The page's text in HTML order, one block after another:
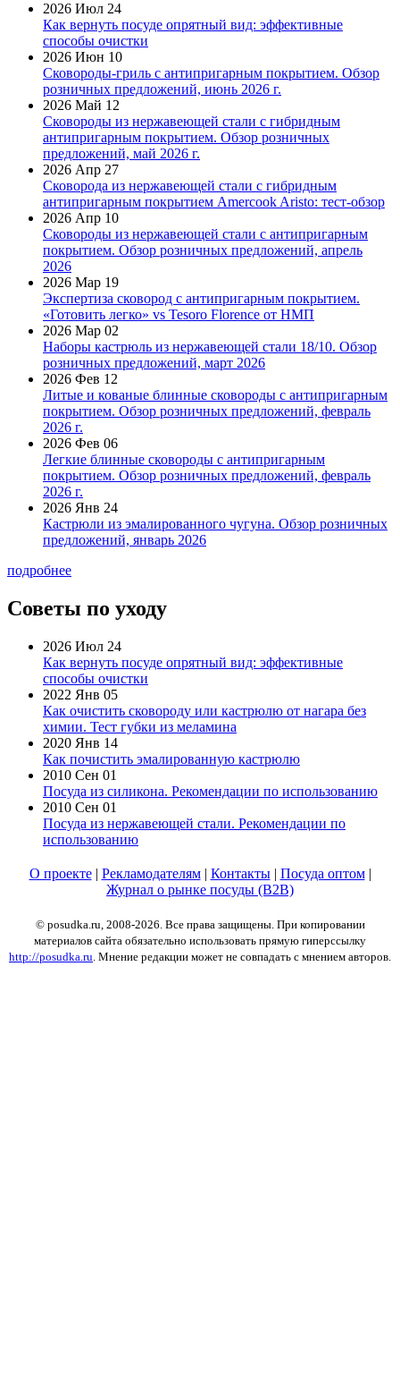
2026 Июл 24
Как вернуть посуде опрятный вид: эффективные
способы очистки
2026 Июн 10
Сковороды-гриль с антипригарным покрытием. Обзор
розничных предложений, июнь 2026 г.
2026 Май 12
Сковороды из нержавеющей стали с гибридным
антипригарным покрытием. Обзор розничных
предложений, май 2026 г.
2026 Апр 27
Сковорода из нержавеющей стали с гибридным
антипригарным покрытием Amercook Aristo: тест-обзор
2026 Апр 10
Сковороды из нержавеющей стали с антипригарным
покрытием. Обзор розничных предложений, апрель
2026
2026 Мар 19
Экспертиза сковород с антипригарным покрытием.
«Готовить легко» vs Tesoro Florence от НМП
2026 Мар 02
Наборы кастрюль из нержавеющей стали 18/10. Обзор
розничных предложений, март 2026
2026 Фев 12
Литые и кованые блинные сковороды с антипригарным
покрытием. Обзор розничных предложений, февраль
2026 г.
2026 Фев 06
Легкие блинные сковороды с антипригарным
покрытием. Обзор розничных предложений, февраль
2026 г.
2026 Янв 24
Кастрюли из эмалированного чугуна. Обзор розничных
предложений, январь 2026
подробнее
Советы по уходу
2026 Июл 24
Как вернуть посуде опрятный вид: эффективные
способы очистки
2022 Янв 05
Как очистить сковороду или кастрюлю от нагара без
химии. Тест губки из меламина
2020 Янв 14
Как почистить эмалированную кастрюлю
2010 Сен 01
Посуда из силикона. Рекомендации по использованию
2010 Сен 01
Посуда из нержавеющей стали. Рекомендации по
использованию
О проекте| Рекламодателям| Контакты| Посуда оптом|
Журнал о рынке посуды (B2B)
© posudka.ru, 2008-2026. Все права защищены. При копировании
материалов сайта обязательно использовать прямую гиперссылку
http://posudka.ru . Мнение редакции может не совпадать с мнением авторов.